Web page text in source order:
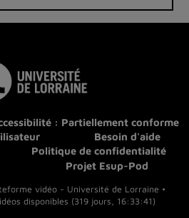
: Partiellement conforme
Besoin d'aide
Politique de confidentialité
Projet Esup-Pod
vidéo - Université de Lorraine •
disponibles (319 jours, 16:33:41)